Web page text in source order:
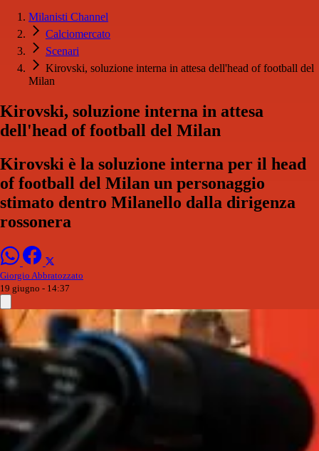
Milanisti Channel
Calciomercato
Scenari
Kirovski, soluzione interna in attesa dell'head of football del
Milan
Kirovski, soluzione interna in attesa
dell'head of football del Milan
Kirovski è la soluzione interna per il head
of football del Milan un personaggio
stimato dentro Milanello dalla dirigenza
rossonera
Giorgio Abbratozzato
19 giugno - 14:37